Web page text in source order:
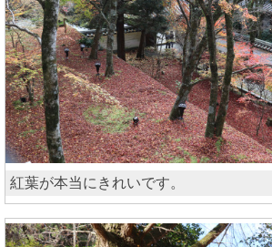
紅葉が本当にきれいです。